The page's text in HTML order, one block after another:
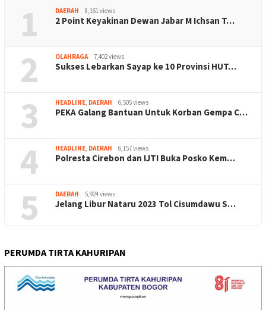
1 DAERAH 8,161 views
2 Point Keyakinan Dewan Jabar M Ichsan T…
2 OLAHRAGA 7,402 views
Sukses Lebarkan Sayap ke 10 Provinsi HUT…
3 HEADLINE, DAERAH 6,505 views
PEKA Galang Bantuan Untuk Korban Gempa C…
4 HEADLINE, DAERAH 6,157 views
Polresta Cirebon dan IJTI Buka Posko Kem…
5 DAERAH 5,924 views
Jelang Libur Nataru 2023 Tol Cisumdawu S…
PERUMDA TIRTA KAHURIPAN